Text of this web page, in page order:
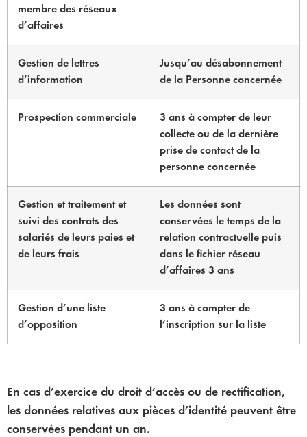
membre des réseaux
d’affaires
Gestion de lettres
d’information
Jusqu’au désabonnement
de la Personne concernée
Prospection commerciale
3 ans à compter de leur
collecte ou de la dernière
prise de contact de la
personne concernée
Gestion et traitement et
suivi des contrats des
salariés de leurs paies et
de leurs frais
Les données sont
conservées le temps de la
relation contractuelle puis
dans le fichier réseau
d’affaires 3 ans
Gestion d’une liste
d’opposition
3 ans à compter de
l’inscription sur la liste
En cas d’exercice du droit d’accès ou de rectification,
les données relatives aux pièces d’identité peuvent être
conservées pendant un an.